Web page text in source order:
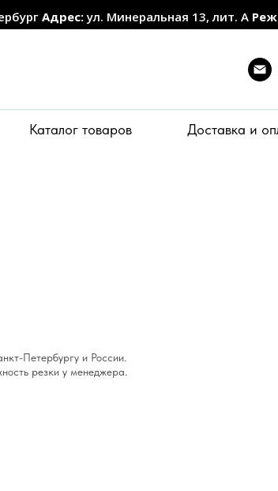
Адрес:ул. Минеральная 13, лит. А
Каталог товаров Доставка и
Петербургу и России.
резки у менеджера.